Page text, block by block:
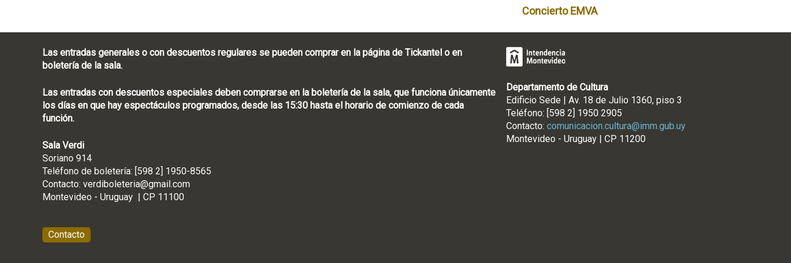
Concierto EMVA
Las entradas generales o con descuentos regulares se pueden comprar en la página de Tickantel o en
boletería de la sala.
Las entradas con descuentos especiales deben comprarse en la boletería de la sala, que funciona únicamente
los días en que hay espectáculos programados, desde las 15:30 hasta el horario de comienzo de cada
función.
Sala Verdi
Soriano 914
Teléfono de boletería: [598 2] 1950-8565
Contacto: verdiboleteria@gmail.com
Montevideo - Uruguay | CP 11100
Contacto
Departamento de Cultura
Edificio Sede | Av. 18 de Julio 1360, piso 3
Teléfono: [598 2] 1950 2905
Contacto: comunicacion.cultura@imm.gub.uy
Montevideo - Uruguay | CP 11200